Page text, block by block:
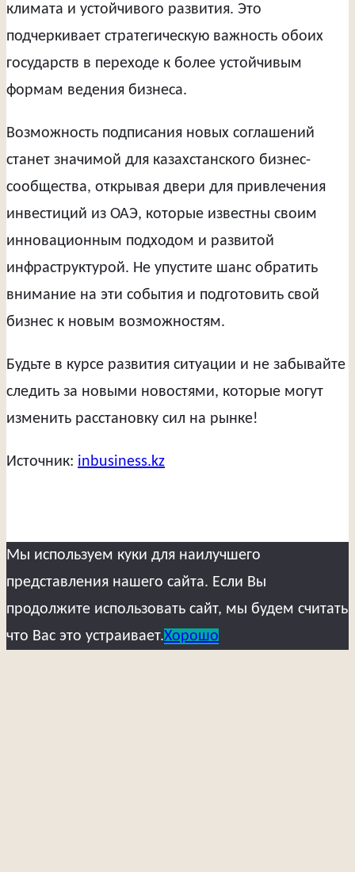
климата и устойчивого развития. Это
подчеркивает стратегическую важность обоих
государств в переходе к более устойчивым
формам ведения бизнеса.
Возможность подписания новых соглашений
станет значимой для казахстанского бизнес-
сообщества, открывая двери для привлечения
инвестиций из ОАЭ, которые известны своим
инновационным подходом и развитой
инфраструктурой. Не упустите шанс обратить
внимание на эти события и подготовить свой
бизнес к новым возможностям.
Будьте в курсе развития ситуации и не забывайте
следить за новыми новостями, которые могут
изменить расстановку сил на рынке!
Источник: inbusiness.kz
Мы используем куки для наилучшего
представления нашего сайта. Если Вы
продолжите использовать сайт, мы будем считать
что Вас это устраивает.Хорошо